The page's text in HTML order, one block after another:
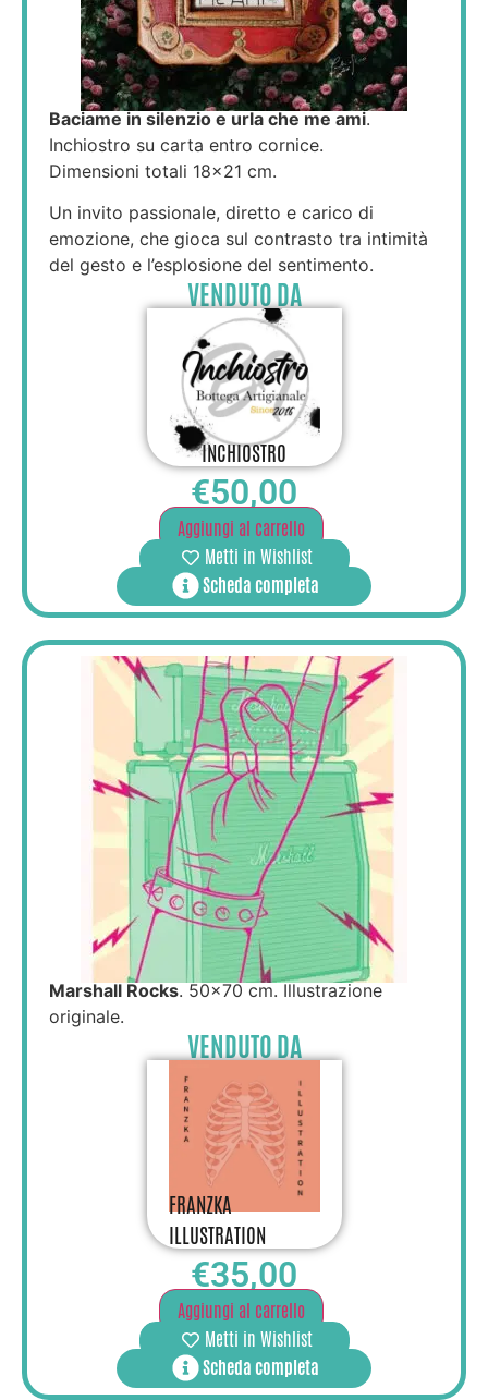
Baciame in silenzio e urla che me ami.
Inchiostro su carta entro cornice.
Dimensioni totali 18×21 cm.
Un invito passionale, diretto e carico di
emozione, che gioca sul contrasto tra intimità
del gesto e l’esplosione del sentimento.
VENDUTO DA
INCHIOSTRO
€50,00
Aggiungi al carrello
Metti in Wishlist
Scheda completa
Marshall Rocks. 50×70 cm. Illustrazione
originale.
VENDUTO DA
FRANZKA
ILLUSTRATION
€35,00
Aggiungi al carrello
Metti in Wishlist
Scheda completa